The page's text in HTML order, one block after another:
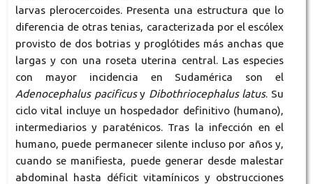
larvas plerocercoides. Presenta una estructura que lo
diferencia de otras tenias, caracterizada por el escólex
provisto de dos botrias y proglótides más anchas que
largas y con una roseta uterina central. Las especies
con mayor incidencia en Sudamérica son el
Adenocephalus pacificusy Dibothriocephalus latus. Su
ciclo vital incluye un hospedador definitivo (humano),
intermediarios y paraténicos. Tras la infección en el
humano, puede permanecer silente incluso por años y,
cuando se manifiesta, puede generar desde malestar
abdominal hasta déficit vitamínicos y obstrucciones